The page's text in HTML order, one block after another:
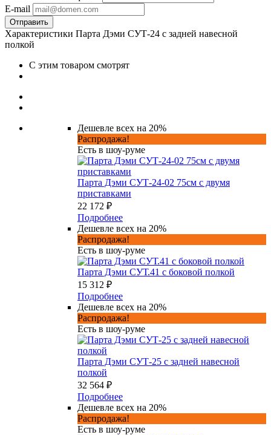
E-mail
Характеристики Парта Дэми СУТ-24 с задней навесной
полкой
С этим товаром смотрят
Дешевле всех на 20%
Распродажа!
Есть в шоу-руме
Парта Дэми СУТ-24-02 75см с двумя
приставками
22 172 ₽
Подробнее
Дешевле всех на 20%
Распродажа!
Есть в шоу-руме
Парта Дэми СУТ.41 с боковой полкой
15 312 ₽
Подробнее
Дешевле всех на 20%
Распродажа!
Есть в шоу-руме
Парта Дэми СУТ-25 с задней навесной
полкой
32 564 ₽
Подробнее
Дешевле всех на 20%
Распродажа!
Есть в шоу-руме